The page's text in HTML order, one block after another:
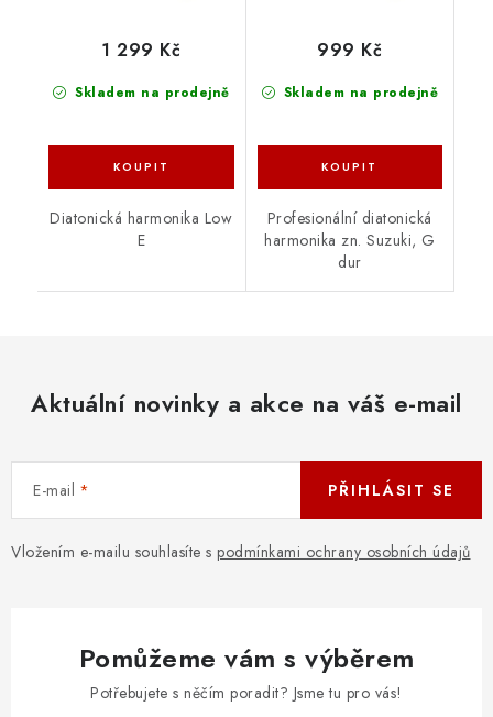
Skladem na prodejně
1 299 Kč
Diatonická harmonika Low
E
Skladem na prodejně
999 Kč
Profesionální diatonická
harmonika zn. Suzuki, G
dur
Aktuální novinky a akce na váš e-mail
E-mail
Vložením e-mailu souhlasíte s podmínkami ochrany osobních údajů
PŘIHLÁSIT SE
Pomůžeme vám s výběrem
Potřebujete s něčím poradit? Jsme tu pro vás!